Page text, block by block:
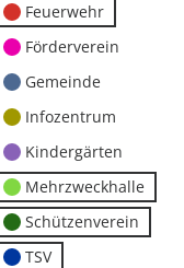
Feuerwehr
Förderverein
Gemeinde
Infozentrum
Kindergärten
Mehrzweckhalle
Schützenverein
TSV